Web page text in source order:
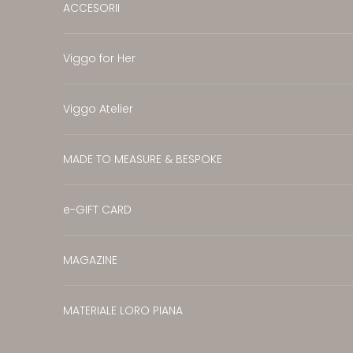
ACCESORII
Viggo for Her
Viggo Atelier
MADE TO MEASURE & BESPOKE
e-GIFT CARD
MAGAZINE
MATERIALE LORO PIANA